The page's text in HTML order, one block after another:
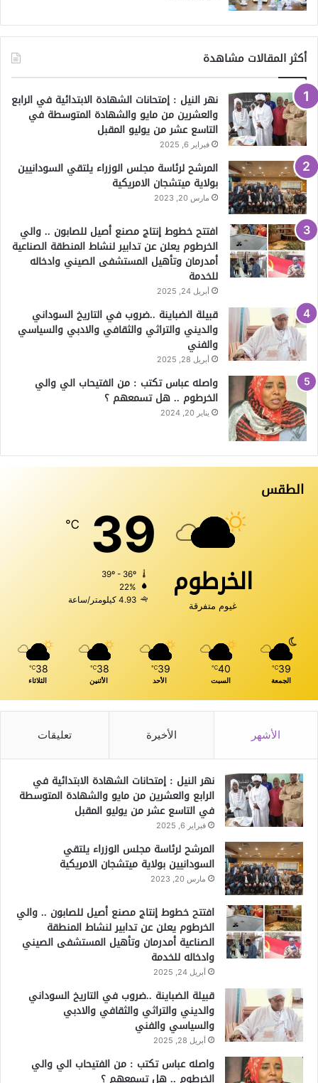
أكثر المقالات مشاهدة
نهر النيل : إمتحانات الشهادة الابتدائية في الرابع
والعشرين من مايو والشهادة المتوسطة في
التاسع عشر من يوليو المقبل
فبراير 6, 2025
المرشح لرئاسة مجلس الوزراء يلتقي السودانيين
بولاية ميتشجان الامريكية
مارس 20, 2023
افتتح خطوط إنتاج مصنع أصيل للصابون .. والي
الخرطوم يعلن عن تدابير لنشاط المنطقة الصناعية
أمدرمان وتأهيل المستشفى الصيني وادخاله
للخدمة
أبريل 24, 2025
قبيلة الضباينة ..ضروب في التاريخ السوداني
والديني والتراثي والثقافي والادبي والسياسي
والفني
أبريل 28, 2025
واصله عباس تكتب : من الفتيحاب الي والي
الخرطوم .. هل تسمعهم ؟
يناير 20, 2024
الطقس
الخرطوم
غيوم متفرقة
39
℃
22%
4.93 كيلومتر/ساعة
39
℃
الجمعة
40
℃
السبت
39
℃
الأحد
38
℃
الأثنين
38
℃
الثلاثاء
الأشهر الأخيرة تعليقات
نهر النيل : إمتحانات الشهادة الابتدائية في
الرابع والعشرين من مايو والشهادة المتوسطة
في التاسع عشر من يوليو المقبل
فبراير 6, 2025
المرشح لرئاسة مجلس الوزراء يلتقي
السودانيين بولاية ميتشجان الامريكية
مارس 20, 2023
افتتح خطوط إنتاج مصنع أصيل للصابون .. والي
الخرطوم يعلن عن تدابير لنشاط المنطقة
الصناعية أمدرمان وتأهيل المستشفى الصيني
وادخاله للخدمة
أبريل 24, 2025
قبيلة الضباينة ..ضروب في التاريخ السوداني
والديني والتراثي والثقافي والادبي
والسياسي والفني
أبريل 28, 2025
واصله عباس تكتب : من الفتيحاب الي والي
الخرطوم .. هل تسمعهم ؟